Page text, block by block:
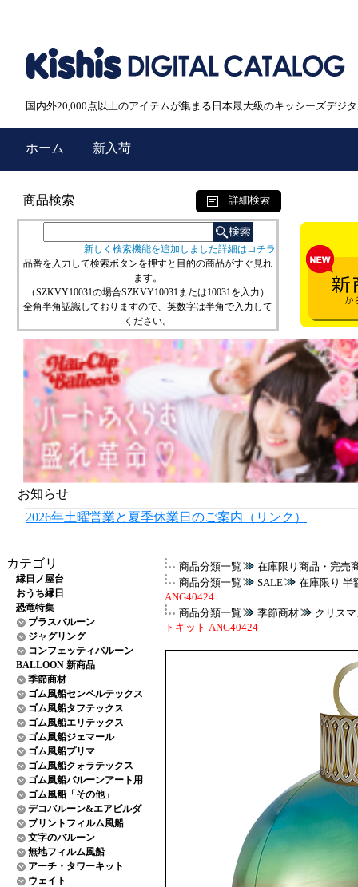
国内外20,000点以上のアイテムが集まる日本最大級のキッシーズデジ
ホーム 新入荷
商品検索 詳細検索
新しく検索機能を追加しました詳細はコチラ
品番を入力して検索ボタンを押すと目的の商品がすぐ見れ
ます。
（SZKVY10031の場合SZKVY10031または10031を入力）
全角半角認識しておりますので、英数字は半角で入力して
ください。
お知らせ
2026年土曜営業と夏季休業日のご案内（リンク）
カテゴリ
縁日ノ屋台
おうち縁日
恐竜特集
プラスバルーン
ジャグリング
コンフェッティバルーン
BALLOON 新商品
季節商材
ゴム風船センペルテックス
ゴム風船タフテックス
ゴム風船エリテックス
ゴム風船ジェマール
ゴム風船プリマ
ゴム風船クォラテックス
ゴム風船バルーンアート用
ゴム風船「その他」
デコバルーン&エアビルダ
プリントフィルム風船
文字のバルーン
無地フィルム風船
アーチ・タワーキット
ウェイト
商品分類一覧
在庫限り商品・完売
商品分類一覧
SALE
在庫限り 半
ANG40424
商品分類一覧
季節商材
クリス
トキット ANG40424